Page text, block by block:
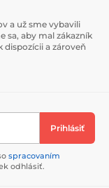
a už sme vybavili
sa, aby mal zákazník
a zároveň
Prihlásiť
spracovaním
odhlásiť.